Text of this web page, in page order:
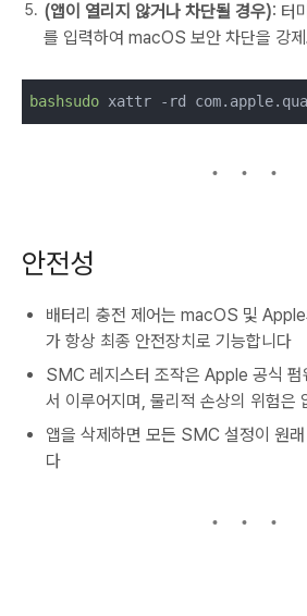
(앱이 열리지 않거나 차단될 경우): 터
를 입력하여 macOS 보안 차단을 강
bashsudo
안전성
배터리 충전 제어는 macOS 및 Apple
가 항상 최종 안전장치로 기능합니다
SMC 레지스터 조작은 Apple 공식 펌
서 이루어지며, 물리적 손상의 위험은
앱을 삭제하면 모든 SMC 설정이 원
다